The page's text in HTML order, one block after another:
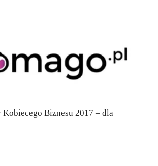
Kobiecego Biznesu 2017 – dla